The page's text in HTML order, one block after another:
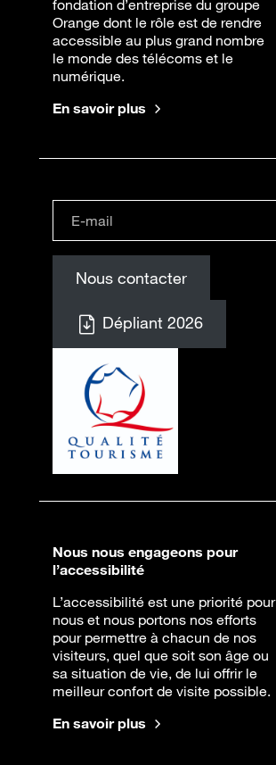
fondation d’entreprise du groupe
Orange dont le rôle est de rendre
accessible au plus grand nombre
le monde des télécoms et le
numérique.
En savoir plus
Nous contacter
Dépliant 2026
Nous nous engageons pour
l’accessibilité
L’accessibilité est une priorité pour
nous et nous portons nos efforts
pour permettre à chacun de nos
visiteurs, quel que soit son âge ou
sa situation de vie, de lui offrir le
meilleur confort de visite possible.
En savoir plus